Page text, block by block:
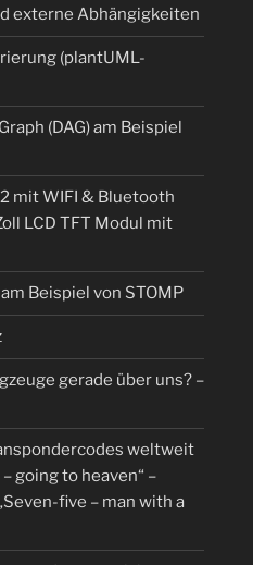
externe Abhängigkeiten
(plantUML-
(DAG) am Beispiel
mit WIFI & Bluetooth
LCD TFT Modul mit
Beispiel von STOMP
gerade über uns? –
weltweit
going to heaven“ –
five – man with a